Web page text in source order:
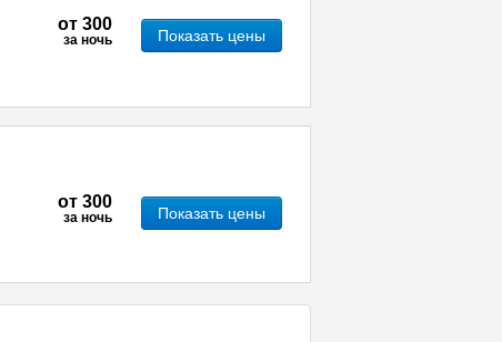
от 300
за ночь Показать цены
от 300
за ночь Показать цены